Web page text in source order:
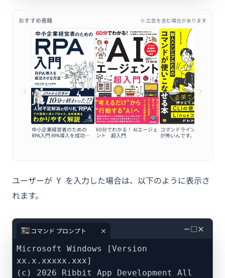
おすすめ書籍 ※ 広告を含む場合があります
中小企業経営者のための
RPA入門 RPA導入を成功さ
60分でわかる！ AIエージェ
ント 超入門
コマンドラインの黒い画面
が怖いんです。
ユーザーが Y を入力した場合は、以下のように表示さ
れます。
－□×
コマンド プロンプト
Microsoft Windows [Version
xx.x.xxxxx.xxx]
(c) 2026 Ribbit App Development All